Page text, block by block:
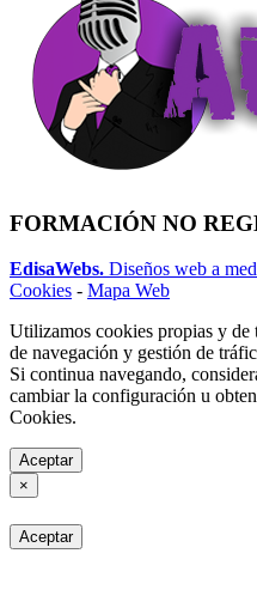
FORMACIÓN NO
EdisaWebs. Diseños web a
Cookies - Mapa Web
Utilizamos cookies propias y de
de navegación y gestión de
Si continua navegando,
cambiar la configuración u
Cookies.
Aceptar
×
Aceptar